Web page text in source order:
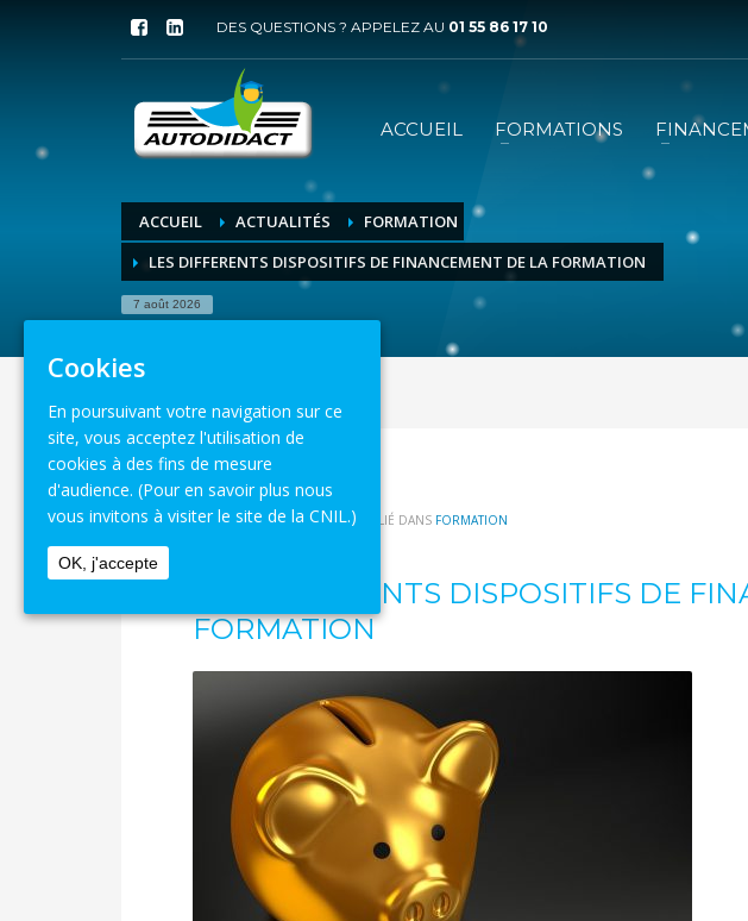
DES QUESTIONS ? APPELEZ AU 01 55 86 17 10
ACCUEIL FORMATIONS
ACCUEIL ACTUALITÉS
FORMATION
LES DIFFERENTS DISPOSITIFS DE FINANCEMENT DE LA FORMATION
7 août 2026
LUNDI 25 JANVIER 2021 / PUBLIÉ DANS FORMATION
LES DIFFERENTS DISPOSITIFS DE
FORMATION
Cookies
En poursuivant votre navigation sur ce
site, vous acceptez l'utilisation de
cookies à des fins de mesure
d'audience. (Pour en savoir plus nous
vous invitons à visiter le site de la CNIL.)
OK, j'accepte